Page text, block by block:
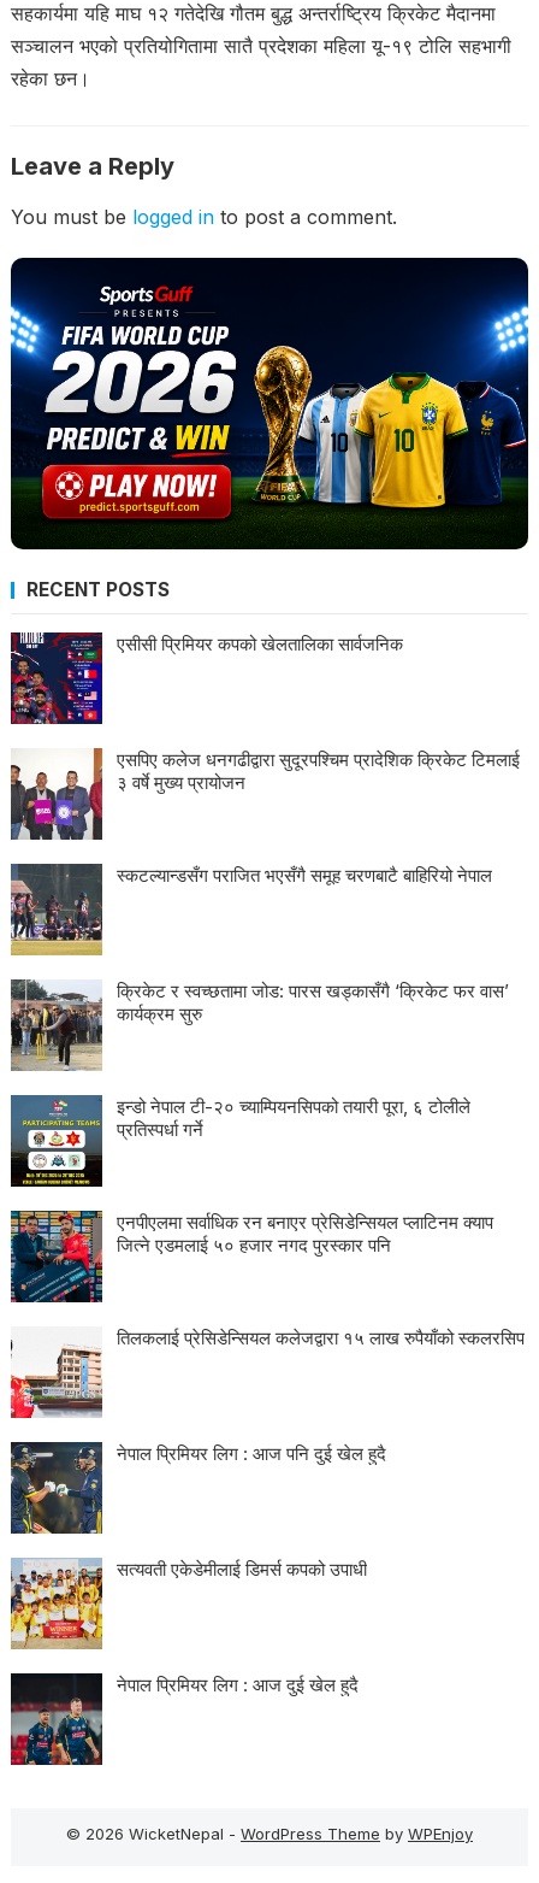
सहकार्यमा यहि माघ १२ गतेदेखि गौतम बुद्ध अन्तर्राष्ट्रिय क्रिकेट मैदानमा
सञ्चालन भएको प्रतियोगितामा सातै प्रदेशका महिला यू-१९ टोलि सहभागी
रहेका छन।
Leave a Reply
You must be logged into post a comment.
RECENT POSTS
एसीसी प्रिमियर कपको खेलतालिका सार्वजनिक
एसपिए कलेज धनगढीद्वारा सुदूरपश्चिम प्रादेशिक क्रिकेट टिमलाई
३ वर्षे मुख्य प्रायोजन
स्कटल्यान्डसँग पराजित भएसँगै समूह चरणबाटै बाहिरियो नेपाल
क्रिकेट र स्वच्छतामा जोड: पारस खड्कासँगै ‘क्रिकेट फर वास’
कार्यक्रम सुरु
इन्डो नेपाल टी-२० च्याम्पियनसिपको तयारी पूरा, ६ टोलीले
प्रतिस्पर्धा गर्ने
एनपीएलमा सर्वाधिक रन बनाएर प्रेसिडेन्सियल प्लाटिनम क्याप
जित्ने एडमलाई ५० हजार नगद पुरस्कार पनि
तिलकलाई प्रेसिडेन्सियल कलेजद्वारा १५ लाख रुपैयाँको स्कलरसिप
नेपाल प्रिमियर लिग : आज पनि दुई खेल हुदै
सत्यवती एकेडेमीलाई डिमर्स कपको उपाधी
नेपाल प्रिमियर लिग : आज दुई खेल हुदै
© 2026 WicketNepal - WordPress Theme by WPEnjoy